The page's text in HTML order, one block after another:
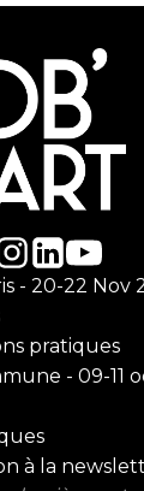
- 20-22 Nov
pratiques
- 09-11
à la